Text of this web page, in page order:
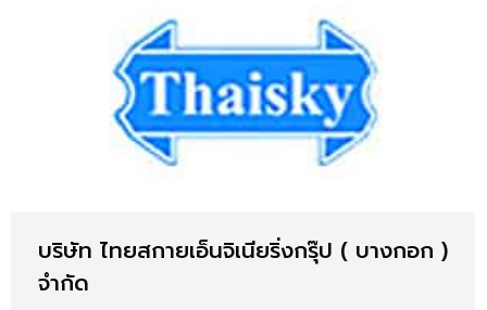
บริษัท ไทยสกายเอ็นจิเนียริ่งกรุ๊ป ( บางกอก )
จำกัด